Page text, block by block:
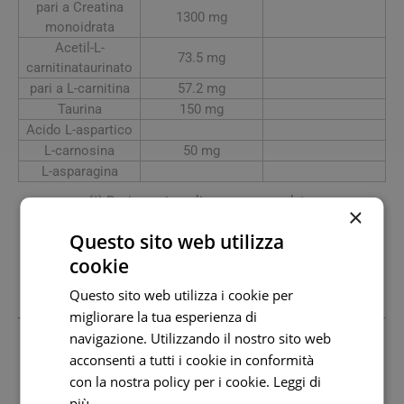
pari a Creatina
monoidrata
1300 mg
Acetil-L-
carnitinataurinato
73.5 mg
pari a L-carnitina
57.2 mg
Taurina
150 mg
Acido L-aspartico
L-carnosina
50 mg
L-asparagina
(*) Razione giornaliera raccomandata.
Conservare il prodotto in luogo fresco ed asciutto ad una
temperatura non superiore a 25°C.
Marchio:Sigma-Tau
Produttore
Alfasigma Spa03432221202 www.alfasigma.com
Sede Legale: Via Ragazzi Del '99, 5 40133 Bologna Bo
×
Questo sito web utilizza
cookie
Questo sito web utilizza i cookie per
migliorare la tua esperienza di
navigazione. Utilizzando il nostro sito web
acconsenti a tutti i cookie in conformità
con la nostra policy per i cookie. Leggi di